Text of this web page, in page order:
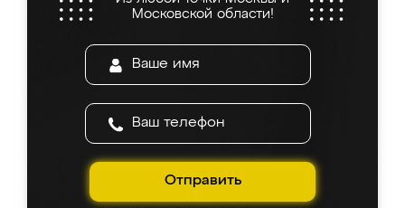
Московской области!
Отправить